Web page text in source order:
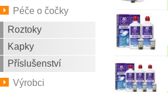
Péče o čočky
Roztoky
Kapky
Příslušenství
Výrobci